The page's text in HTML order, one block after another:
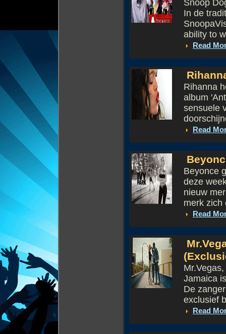
Snoop
In de
ability to
Read
Rihanna
album
sensuele
Read
Beyonce
deze
nieuw
merk zich
Read
Jamaica
De
exclusief
Read